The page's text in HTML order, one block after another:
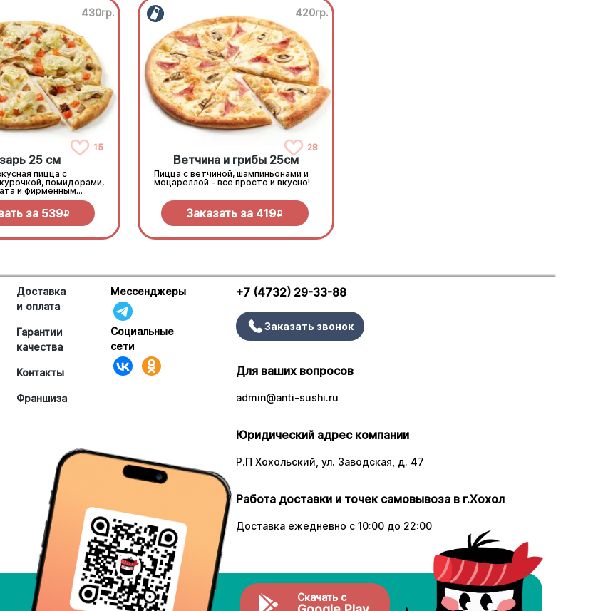
430гр.
15
25 см
пицца с
помидорами,
и фирменным
за 539R
420гр.
28
Ветчина и грибы 25см
Пицца с ветчиной, шампиньонами и
моцареллой - все просто и вкусно!
Заказать за 419R
Доставка
и оплата
Гарантии
качества
Контакты
Франшиза
Мессенджеры
Социальные
сети
+7 (4732) 29-33-88
Заказать звонок
Для ваших вопросов
admin@anti-sushi.ru
Юридический адрес компании
Р.П Хохольский, ул. Заводская, д. 47
Работа доставки и точек самовывоза в г.Хохол
Доставка ежедневно с 10:00 до 22:00
Скачать с